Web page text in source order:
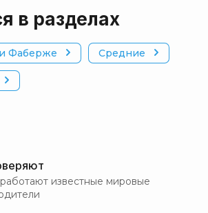
в разделах
Фаберже Средние
известные мировые